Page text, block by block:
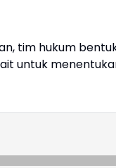
tim hukum
untuk